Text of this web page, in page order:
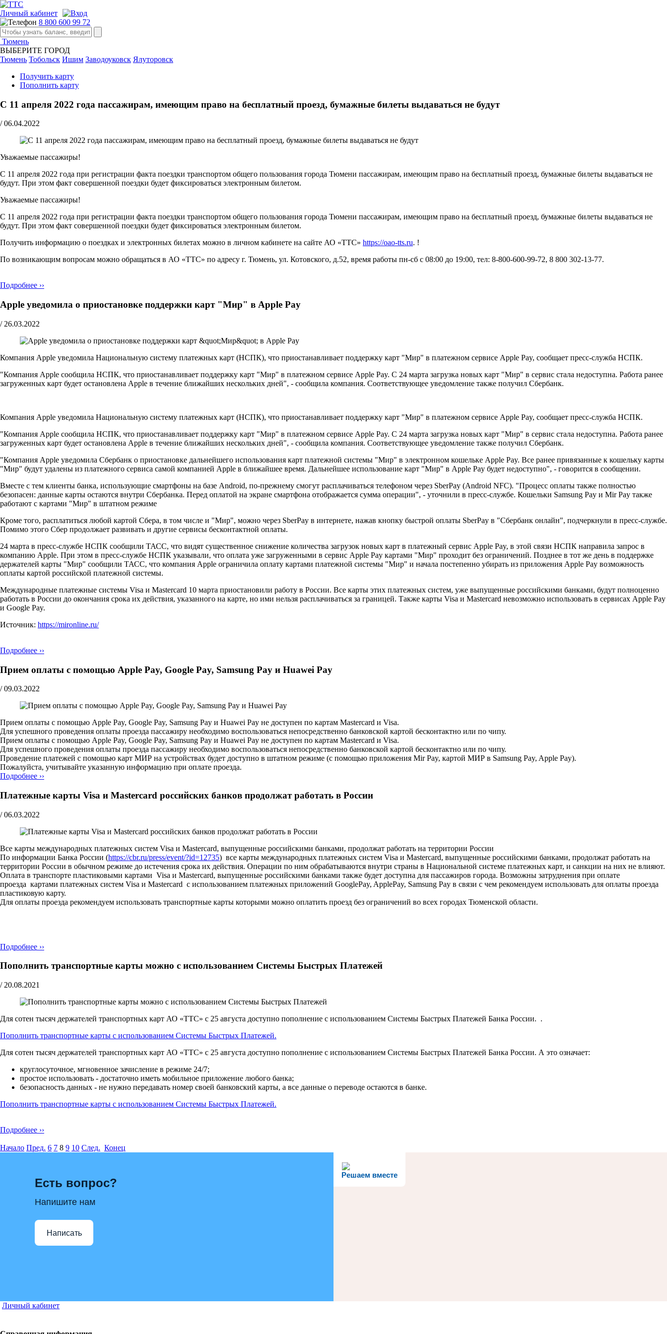
Личный кабинет
8 800 600 99 72
Тюмень
ВЫБЕРИТЕ ГОРОД
Тюмень Тобольск Ишим Заводоуковск Ялуторовск
Получить карту
Пополнить карту
С 11 апреля 2022 года пассажирам, имеющим право на бесплатный проезд, бумажные билеты выдаваться не будут
/ 06.04.2022
Уважаемые пассажиры!
С 11 апреля 2022 года при регистрации факта поездки транспортом общего пользования города Тюмени пассажирам, имеющим право на бесплатный проезд, бумажные билеты выдаваться не
будут. При этом факт совершенной поездки будет фиксироваться электронным билетом.
Уважаемые пассажиры!
С 11 апреля 2022 года при регистрации факта поездки транспортом общего пользования города Тюмени пассажирам, имеющим право на бесплатный проезд, бумажные билеты выдаваться не
будут. При этом факт совершенной поездки будет фиксироваться электронным билетом.
Получить информацию о поездках и электронных билетах можно в личном кабинете на сайте АО «ТТС» https://oao-tts.ru. !
По возникающим вопросам можно обращаться в АО «ТТС» по адресу г. Тюмень, ул. Котовского, д.52, время работы пн-сб с 08:00 до 19:00, тел: 8-800-600-99-72, 8 800 302-13-77.
Подробнее ››
Apple уведомила о приостановке поддержки карт "Мир" в Apple Pay
/ 26.03.2022
Компания Apple уведомила Национальную систему платежных карт (НСПК), что приостанавливает поддержку карт "Мир" в платежном сервисе Apple Pay, сообщает пресс-служба НСПК.
"Компания Apple сообщила НСПК, что приостанавливает поддержку карт "Мир" в платежном сервисе Apple Pay. С 24 марта загрузка новых карт "Мир" в сервис стала недоступна. Работа ранее
загруженных карт будет остановлена Apple в течение ближайших нескольких дней", - сообщила компания. Соответствующее уведомление также получил Сбербанк.
Компания Apple уведомила Национальную систему платежных карт (НСПК), что приостанавливает поддержку карт "Мир" в платежном сервисе Apple Pay, сообщает пресс-служба НСПК.
"Компания Apple сообщила НСПК, что приостанавливает поддержку карт "Мир" в платежном сервисе Apple Pay. С 24 марта загрузка новых карт "Мир" в сервис стала недоступна. Работа ранее
загруженных карт будет остановлена Apple в течение ближайших нескольких дней", - сообщила компания. Соответствующее уведомление также получил Сбербанк.
"Компания Apple уведомила Сбербанк о приостановке дальнейшего использования карт платежной системы "Мир" в электронном кошельке Apple Pay. Все ранее привязанные к кошельку карты
"Мир" будут удалены из платежного сервиса самой компанией Apple в ближайшее время. Дальнейшее использование карт "Мир" в Apple Pay будет недоступно", - говорится в сообщении.
Вместе с тем клиенты банка, использующие смартфоны на базе Android, по-прежнему смогут расплачиваться телефоном через SberPay (Android NFC). "Процесс оплаты также полностью
безопасен: данные карты остаются внутри Сбербанка. Перед оплатой на экране смартфона отображается сумма операции", - уточнили в пресс-службе. Кошельки Samsung Pay и Mir Pay также
работают с картами "Мир" в штатном режиме
Кроме того, расплатиться любой картой Сбера, в том числе и "Мир", можно через SberPay в интернете, нажав кнопку быстрой оплаты SberPay в "Сбербанк онлайн", подчеркнули в пресс-службе.
Помимо этого Сбер продолжает развивать и другие сервисы бесконтактной оплаты.
24 марта в пресс-службе НСПК сообщили ТАСС, что видят существенное снижение количества загрузок новых карт в платежный сервис Apple Pay, в этой связи НСПК направила запрос в
компанию Apple. При этом в пресс-службе НСПК указывали, что оплата уже загруженными в сервис Apple Pay картами "Мир" проходит без ограничений. Позднее в тот же день в поддержке
держателей карты "Мир" сообщили ТАСС, что компания Apple ограничила оплату картами платежной системы "Мир" и начала постепенно убирать из приложения Apple Pay возможность
оплаты картой российской платежной системы.
Международные платежные системы Visa и Mastercard 10 марта приостановили работу в России. Все карты этих платежных систем, уже выпущенные российскими банками, будут полноценно
работать в России до окончания срока их действия, указанного на карте, но ими нельзя расплачиваться за границей. Также карты Visa и Mastercard невозможно использовать в сервисах Apple Pay
и Google Pay.
Источник: https://mironline.ru/
Подробнее ››
Прием оплаты с помощью Apple Pay, Google Pay, Samsung Pay и Huawei Pay
/ 09.03.2022
Прием оплаты с помощью Apple Pay, Google Pay, Samsung Pay и Huawei Pay не доступен по картам Mastercard и Visa.
Для успешного проведения оплаты проезда пассажиру необходимо воспользоваться непосредственно банковской картой бесконтактно или по чипу.
Прием оплаты с помощью Apple Pay, Google Pay, Samsung Pay и Huawei Pay не доступен по картам Mastercard и Visa.
Для успешного проведения оплаты проезда пассажиру необходимо воспользоваться непосредственно банковской картой бесконтактно или по чипу.
Проведение платежей с помощью карт МИР на устройствах будет доступно в штатном режиме (с помощью приложения Mir Pay, картой МИР в Samsung Pay, Apple Pay).
Пожалуйста, учитывайте указанную информацию при оплате проезда.
Подробнее ››
Платежные карты Visa и Mastercard российских банков продолжат работать в России
/ 06.03.2022
Все карты международных платежных систем Visa и Mastercard, выпущенные российскими банками, продолжат работать на территории России
По информации Банка России (https://cbr.ru/press/event/?id=12735) все карты международных платежных систем Visa и Mastercard, выпущенные российскими банками, продолжат работать на
территории России в обычном режиме до истечения срока их действия. Операции по ним обрабатываются внутри страны в Национальной системе платежных карт, и санкции на них не влияют.
Оплата в транспорте пластиковыми картами Visa и Mastercard, выпущенные российскими банками также будет доступна для пассажиров города. Возможны затруднения при оплате
проезда картами платежных систем Visa и Mastercard с использованием платежных приложений GooglePay, ApplePay, Samsung Pay в связи с чем рекомендуем использовать для оплаты проезда
пластиковую карту.
Для оплаты проезда рекомендуем использовать транспортные карты которыми можно оплатить проезд без ограничений во всех городах Тюменской области.
Подробнее ››
Пополнить транспортные карты можно с использованием Системы Быстрых Платежей
/ 20.08.2021
Для сотен тысяч держателей транспортных карт АО «ТТС» с 25 августа доступно пополнение с использованием Системы Быстрых Платежей Банка России. .
Пополнить транспортные карты с использованием Системы Быстрых Платежей.
Для сотен тысяч держателей транспортных карт АО «ТТС» с 25 августа доступно пополнение с использованием Системы Быстрых Платежей Банка России. А это означает:
круглосуточное, мгновенное зачисление в режиме 24/7;
простое использовать - достаточно иметь мобильное приложение любого банка;
безопасноcть данных - не нужно передавать номер своей банковский карты, а все данные о переводе остаются в банке.
Пополнить транспортные карты с использованием Системы Быстрых Платежей.
Подробнее ››
Начало Пред. 6 7 8 9 10 След. Конец
Решаем вместе
Есть вопрос?
Напишите нам
Написать
Личный кабинет